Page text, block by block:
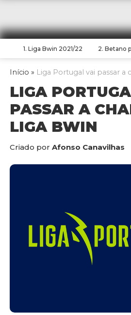
1. Liga Bwin 2021/22 2. Betano
Início » Liga Portugal vai passar a
LIGA
PASSAR A
LIGA BWIN
Criado por Afonso Canavilhas